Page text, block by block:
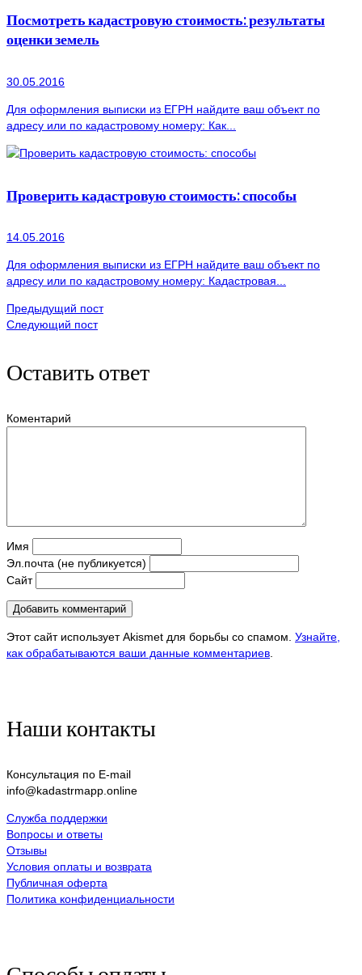
Посмотреть кадастровую стоимость: результаты
оценки земель
30.05.2016
Для оформления выписки из ЕГРН найдите ваш объект по
адресу или по кадастровому номеру: Как...
Проверить кадастровую стоимость: способы
14.05.2016
Для оформления выписки из ЕГРН найдите ваш объект по
адресу или по кадастровому номеру: Кадастровая...
Предыдущий пост
Следующий пост
Оставить ответ
Коментарий
Имя
Эл.почта (не публикуется)
Сайт
Этот сайт использует Akismet для борьбы со спамом. Узнайте,
как обрабатываются ваши данные комментариев
Наши контакты
Консультация по E-mail
info@kadastrmapp.online
Служба поддержки
Вопросы и ответы
Отзывы
Условия оплаты и возврата
Публичная оферта
Политика конфиденциальности